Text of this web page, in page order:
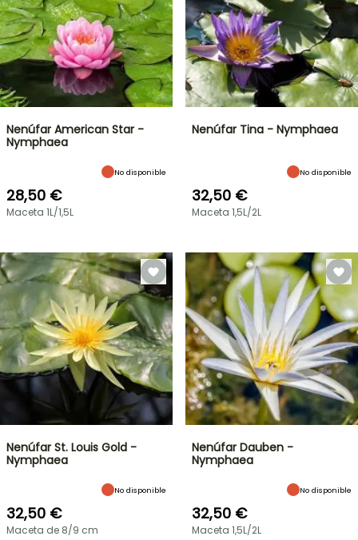
Nenúfar American Star -
Nymphaea
No disponible
28,50 €
Maceta 1L/1,5L
Nenúfar Tina - Nymphaea
No disponible
32,50 €
Maceta 1,5L/2L
Nenúfar St. Louis Gold -
Nymphaea
No disponible
32,50 €
Maceta de 8/9 cm
Nenúfar Dauben -
Nymphaea
No disponible
32,50 €
Maceta 1,5L/2L